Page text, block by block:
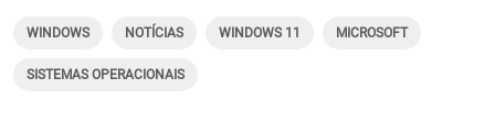
WINDOWS NOTÍCIAS WINDOWS 11 MICROSOFT
SISTEMAS OPERACIONAIS